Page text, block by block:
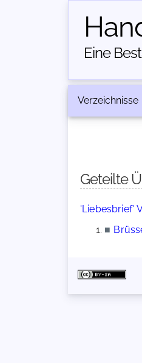
Eine
Verzeichnisse
Geteilte
'Liebesbrief'
■